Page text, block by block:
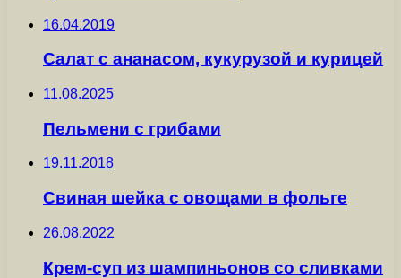
16.04.2019
Салат с ананасом, кукурузой и курицей
11.08.2025
Пельмени с грибами
19.11.2018
Свиная шейка с овощами в фольге
26.08.2022
Крем-суп из шампиньонов со сливками